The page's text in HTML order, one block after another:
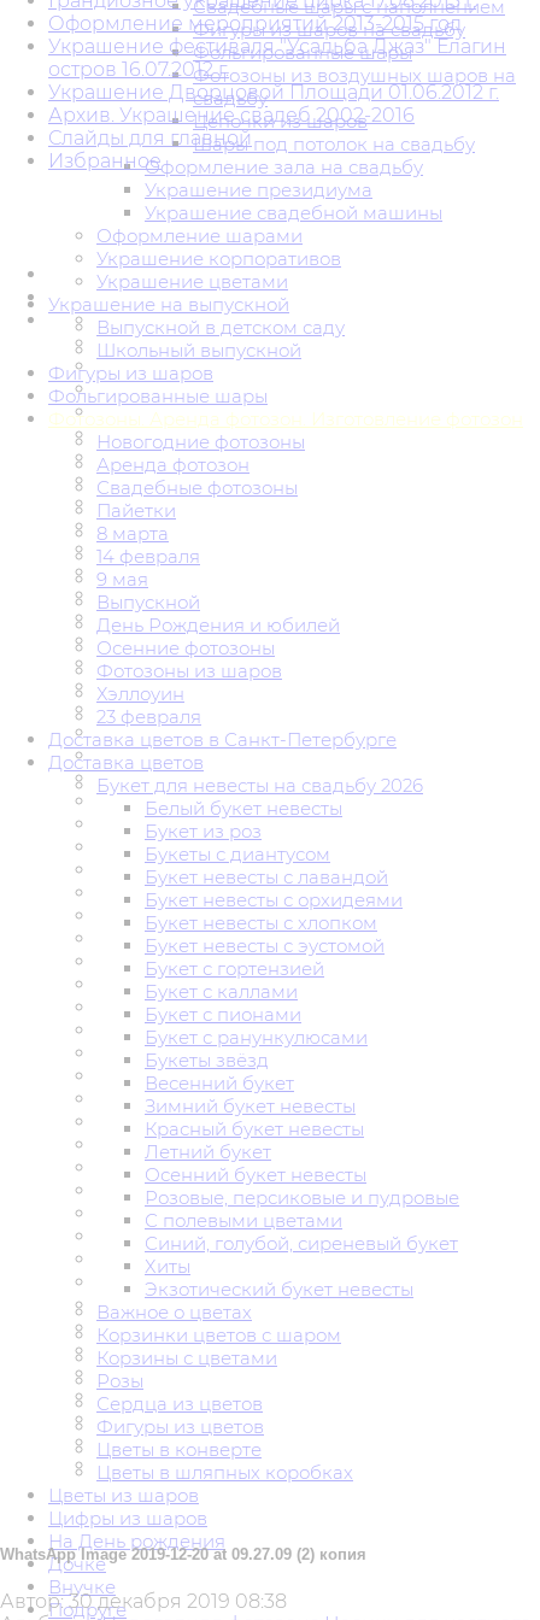
Свадебные шары с наполнением
Фигуры из шаров на свадьбу
Фольгированные шары
Фотозоны из воздушных шаров на
свадьбу
Цепочки из шаров
Шары под потолок на свадьбу
Оформление зала на свадьбу
Украшение президиума
Украшение свадебной машины
Оформление шарами
Украшение корпоративов
Украшение цветами
Украшение на выпускной
Выпускной в детском саду
Школьный выпускной
Фигуры из шаров
Фольгированные шары
Фотозоны. Аренда фотозон. Изготовление фотозон
Новогодние фотозоны
Аренда фотозон
Свадебные фотозоны
Пайетки
8 марта
14 февраля
9 мая
Выпускной
День Рождения и юбилей
Осенние фотозоны
Фотозоны из шаров
Хэллоуин
23 февраля
Доставка цветов в Санкт-Петербурге
Доставка цветов
Букет для невесты на свадьбу 2026
Белый букет невесты
Букет из роз
Букеты с диантусом
Букет невесты с лавандой
Букет невесты с орхидеями
Букет невесты с хлопком
Букет невесты с эустомой
Букет с гортензией
Букет с каллами
Букет с пионами
Букет с ранункулюсами
Букеты звёзд
Весенний букет
Зимний букет невесты
Красный букет невесты
Летний букет
Осенний букет невесты
Розовые, персиковые и пудровые
С полевыми цветами
Синий, голубой, сиреневый букет
Хиты
Экзотический букет невесты
Важное о цветах
Корзинки цветов с шаром
Корзины с цветами
Розы
Сердца из цветов
Фигуры из цветов
Цветы в конверте
Цветы в шляпных коробках
Цветы из шаров
Цифры из шаров
На День рождения
Дочке
Внучке
Подруге
Оформление мероприятий 2013-2015 год
Украшение фестиваля "Усадьба Джаз" Елагин
остров 16.07.2012 г.
Украшение Дворцовой Площади 01.06.2012 г.
Архив. Украшение свадеб 2002-2016
Слайды для главной
Избранное
WhatsApp Image 2019-12-20 at 09.27.09 (2) копия
Автор:30 декабря 2019 08:38